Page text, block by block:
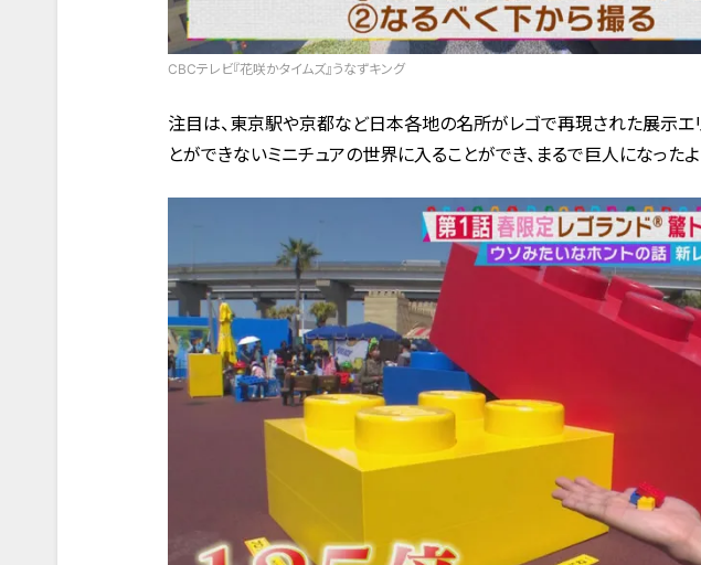
CBCテレビ『花咲かタイムズ』うなずキング
注目は、東京駅や京都など日本各地の名所がレゴで再現された展示エリ
とができないミニチュアの世界に入ることができ、まるで巨人になった